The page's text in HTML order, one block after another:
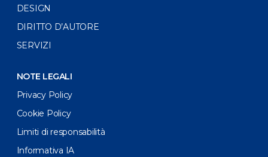
DESIGN
DIRITTO D’AUTORE
SERVIZI
NOTE LEGALI
Privacy Policy
Cookie Policy
Limiti di responsabilità
Informativa IA